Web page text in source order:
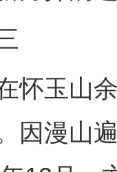
玉山余
因漫山